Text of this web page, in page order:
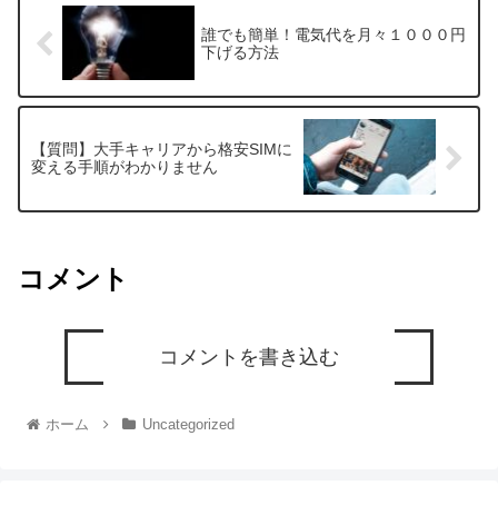
誰でも簡単！電気代を月々１０００円
下げる方法
【質問】大手キャリアから格安SIMに
変える手順がわかりません
コメント
コメントを書き込む
ホーム Uncategorized